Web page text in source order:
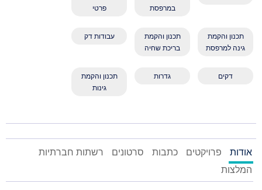
במרפסת
פרטי
תכנון והקמת
גינה למרפסת
תכנון והקמת
בריכת שחיה
עבודות דק
דקים גדרות
תכנון והקמת
גינות
אודות פרויקטים כתבות סרטונים
רשתות חברתיות
המלצות